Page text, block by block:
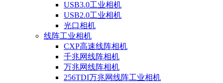
USB3.0工业相机
USB2.0工业相机
光口相机
线阵工业相机
CXP高速线阵相机
千兆网线阵相机
万兆网线阵相机
256TDI万兆网线阵工业相机